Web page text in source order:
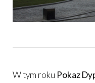
W tym roku Pokaz